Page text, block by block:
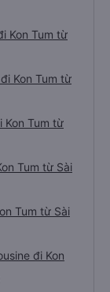
Kon Tum từ
Kon Tum từ
Kon Tum từ
Tum từ Sài
Tum từ Sài
đi Kon